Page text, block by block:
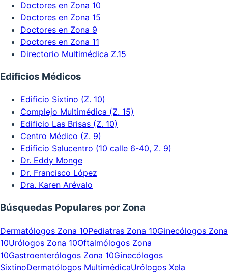
Doctores en Zona 10
Doctores en Zona 15
Doctores en Zona 9
Doctores en Zona 11
Directorio Multimédica Z.15
Edificios Médicos
Edificio Sixtino (Z. 10)
Complejo Multimédica (Z. 15)
Edificio Las Brisas (Z. 10)
Centro Médico (Z. 9)
Edificio Salucentro (10 calle 6-40, Z. 9)
Dr. Eddy Monge
Dr. Francisco López
Dra. Karen Arévalo
Búsquedas Populares por Zona
Dermatólogos Zona 10Pediatras Zona 10Ginecólogos Zona
10Urólogos Zona 10Oftalmólogos Zona
10Gastroenterólogos Zona 10Ginecólogos
SixtinoDermatólogos MultimédicaUrólogos Xela